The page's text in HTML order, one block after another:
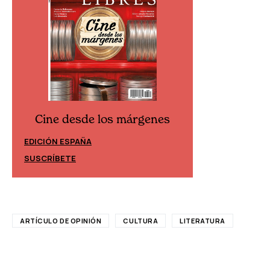
Cine desde los márgenes
EDICIÓN ESPAÑA
SUSCRÍBETE
ARTÍCULO DE OPINIÓN CULTURA LITERATURA